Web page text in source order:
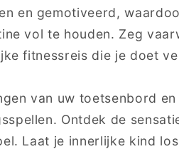
en gemotiveerd,
vol te houden. Zeg
fitnessreis die je doet
van uw toetsenbord
Ontdek de
Laat je innerlijke kind